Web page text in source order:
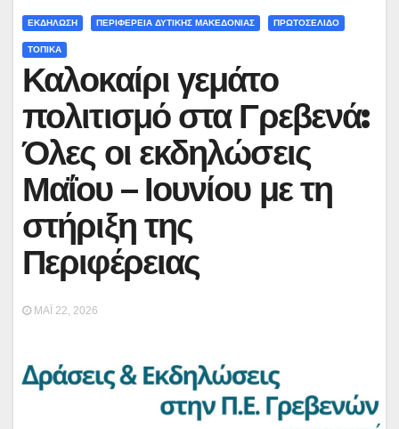
ΕΚΔΗΛΩΣΗ ΠΕΡΙΦΕΡΕΙΑ ΔΥΤΙΚΗΣ ΜΑΚΕΔΟΝΙΑΣ ΠΡΩΤΟΣΕΛΙΔΟ
ΤΟΠΙΚΑ
Καλοκαίρι γεμάτο
πολιτισμό στα Γρεβενά:
Όλες οι εκδηλώσεις
Μαΐου – Ιουνίου με τη
στήριξη της
Περιφέρειας
ΜΆΙ 22, 2026